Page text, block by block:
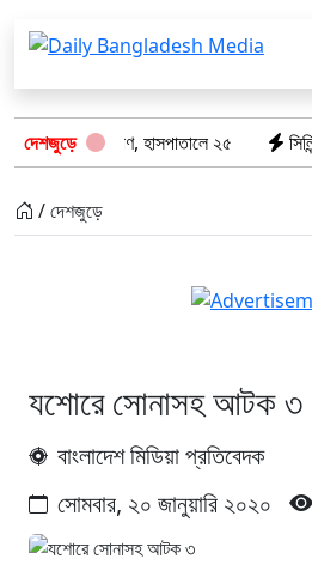
দেশজুড়ে
তাজা প্রাণ, হাসপাতালে ২৫
/ দেশজুড়ে
যশোরে সোনাসহ আটক ৩
বাংলাদেশ মিডিয়া প্রতিবেদক
সোমবার, ২০ জানুয়ারি ২০২০